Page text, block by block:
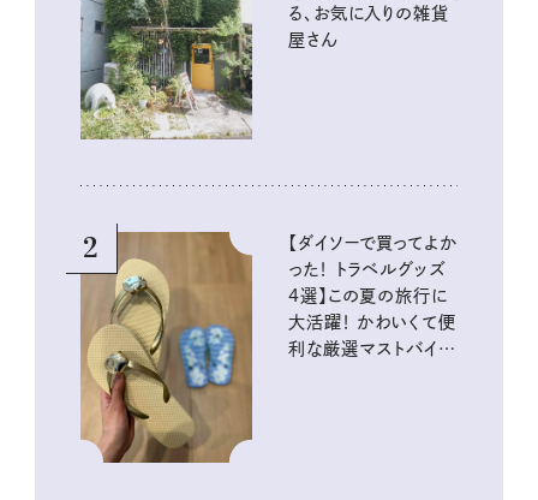
る、お気に入りの雑貨
屋さん
2
【ダイソーで買ってよか
った！ トラベルグッズ
4選】この夏の旅行に
大活躍！ かわいくて便
利な厳選マストバイア